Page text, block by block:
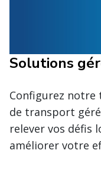
Solutions
Configurez notre
de transport
relever vos défis
améliorer votre